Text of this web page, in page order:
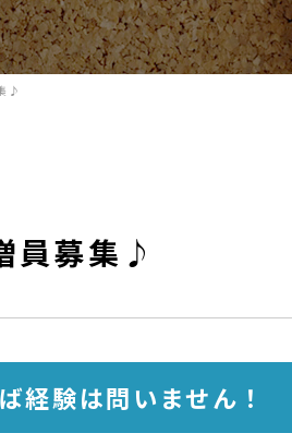
♪
員募集♪
経験は問いません！